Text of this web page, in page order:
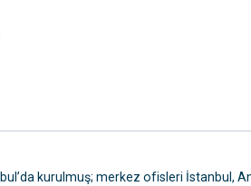
kurulmuş; merkez ofisleri İstanbul,